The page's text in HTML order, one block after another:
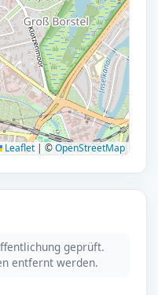
Leaflet | ©OpenStreetMap
geprüft.
entfernt werden.